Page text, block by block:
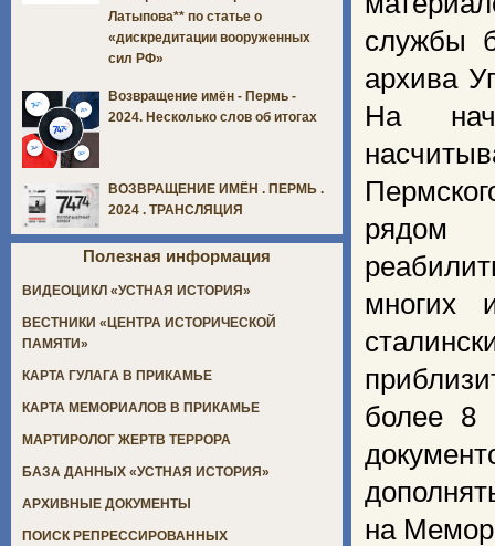
службы
архива
На
многих
более 8
на
Латыпова** по статье о
«дискредитации вооруженных
сил РФ»
Возвращение имён - Пермь -
2024. Несколько слов об итогах
ВОЗВРАЩЕНИЕ ИМЁН . ПЕРМЬ .
2024 . ТРАНСЛЯЦИЯ
Полезная информация
ВИДЕОЦИКЛ «УСТНАЯ ИСТОРИЯ»
ВЕСТНИКИ «ЦЕНТРА ИСТОРИЧЕСКОЙ
ПАМЯТИ»
КАРТА ГУЛАГА В ПРИКАМЬЕ
КАРТА МЕМОРИАЛОВ В ПРИКАМЬЕ
МАРТИРОЛОГ ЖЕРТВ ТЕРРОРА
БАЗА ДАННЫХ «УСТНАЯ ИСТОРИЯ»
АРХИВНЫЕ ДОКУМЕНТЫ
ПОИСК РЕПРЕССИРОВАННЫХ